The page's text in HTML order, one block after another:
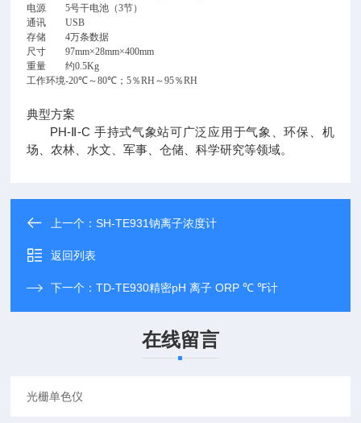
电源
5号干电池（3节）
通讯
USB
存储
4万条数据
尺寸
97mm×28mm×400mm
重量
约0.5Kg
工作环境-20℃～80℃；5％RH～95％RH
典型方案
PH-Ⅱ-C 手持式气象站可广泛应用于气象、环保、机
场、农林、水文、军事、仓储、科学研究等领域。
上一个：SH-TE931钠离子浓度计
返回列表
下一个：TD-TE930精密pH 离子 ORP ℃ ℉计
在线留言